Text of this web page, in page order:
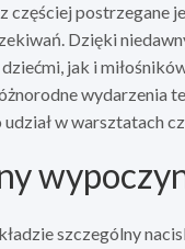
częściej postrzegane
Dzięki
jak i
wydarzenia
udział w warsztatach
szczególny